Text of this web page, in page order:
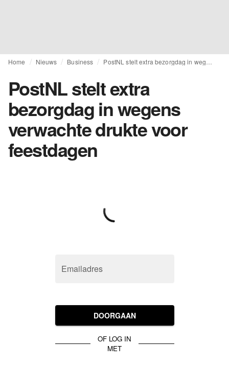
Home Nieuws Business
PostNL stelt extra
bezorgdag in wegens
verwachte drukte voor
feestdagen
Emailadres
DOORGAAN
OF LOG IN
MET